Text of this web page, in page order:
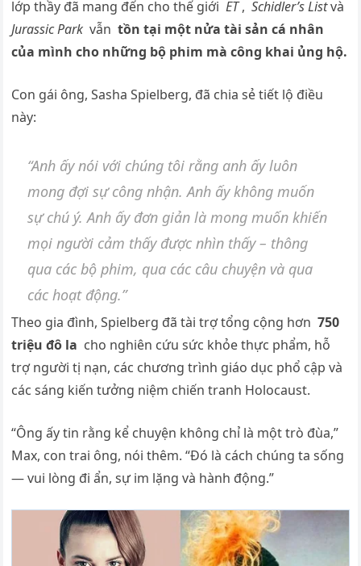
lớp thầy đã mang đến cho thế giớiET,Schidler’s Listvà
Jurassic Park vẫntồn tại một nửa tài sản cá nhân
của mình cho những bộ phim mà công khai ủng hộ.
Con gái ông, Sasha Spielberg, đã chia sẻ tiết lộ điều
này:
“Anh ấy nói với chúng tôi rằng anh ấy luôn
mong đợi sự công nhận. Anh ấy không muốn
sự chú ý. Anh ấy đơn giản là mong muốn khiến
mọi người cảm thấy được nhìn thấy – thông
qua các bộ phim, qua các câu chuyện và qua
các hoạt động.”
Theo gia đình, Spielberg đã tài trợ tổng cộng hơn750
triệu đô la cho nghiên cứu sức khỏe thực phẩm, hỗ
trợ người tị nạn, các chương trình giáo dục phổ cập và
các sáng kiến ​​​​tưởng niệm chiến tranh Holocaust.
“Ông ấy tin rằng kể chuyện không chỉ là một trò đùa,”
Max, con trai ông, nói thêm. “Đó là cách chúng ta sống
— vui lòng đi ẩn, sự im lặng và hành động.”